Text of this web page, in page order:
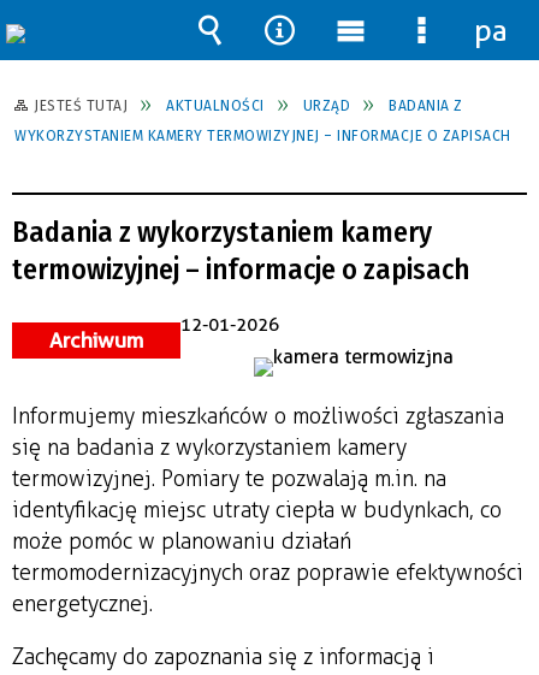
JESTEŚ TUTAJ AKTUALNOŚCI URZĄD
BADANIA Z
WYKORZYSTANIEM KAMERY TERMOWIZYJNEJ – INFORMACJE O ZAPISACH
Badania z wykorzystaniem kamery
termowizyjnej – informacje o zapisach
Archiwum
12-01-2026
Informujemy mieszkańców o możliwości zgłaszania
się na badania z wykorzystaniem kamery
termowizyjnej. Pomiary te pozwalają m.in. na
identyfikację miejsc utraty ciepła w budynkach, co
może pomóc w planowaniu działań
termomodernizacyjnych oraz poprawie efektywności
energetycznej.
Zachęcamy do zapoznania się z informacją i
Wyszukiwarka
Narzędzia
Menu
główne
Menu